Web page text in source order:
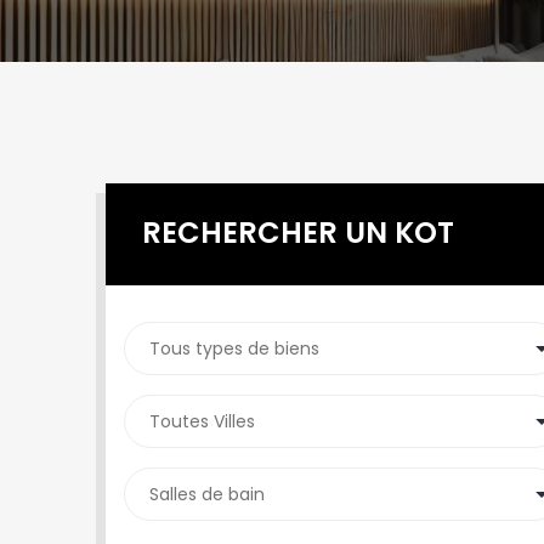
RECHERCHER UN KOT